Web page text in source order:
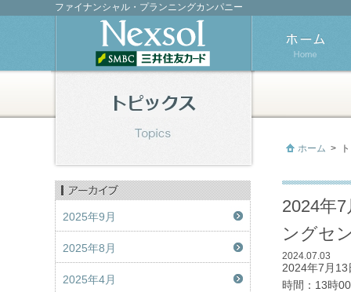
ファイナンシャル・プランニングカンパニー
ホーム >
2025年9月
2025年8月
2025年4月
2024年
ングセ
2024.07.03
2024年7月
時間：13時